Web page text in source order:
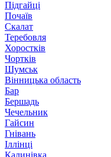
Підгайці
Почаїв
Скалат
Теребовля
Хоростків
Чортків
Шумськ
Вінницька область
Бар
Бершадь
Чечельник
Гайсин
Гнівань
Іллінці
Калинівка